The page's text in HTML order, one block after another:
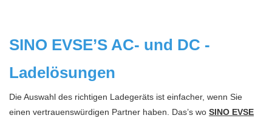
SINO EVSE’S AC- und DC -
Ladelösungen
Die Auswahl des richtigen Ladegeräts ist einfacher, wenn Sie
einen vertrauenswürdigen Partner haben. Das’s wo SINO EVSE